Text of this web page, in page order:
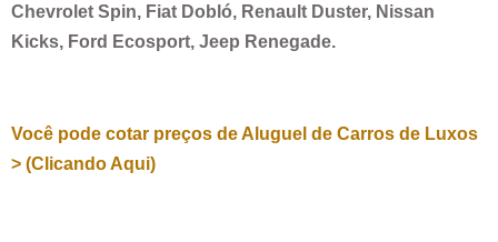
Chevrolet Spin, Fiat Dobló, Renault Duster, Nissan
Kicks, Ford Ecosport, Jeep Renegade.
Você pode cotar preços de Aluguel de Carros de Luxos
> (Clicando Aqui)